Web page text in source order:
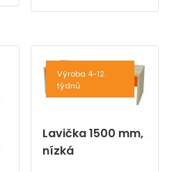
Výroba 4-12.
týdnů
Lavička 1500 mm,
nízká